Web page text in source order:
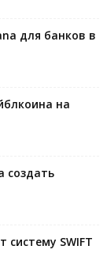
для банков в
на
создать
SWIFT